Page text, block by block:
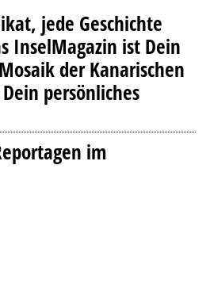
jede Geschichte
InselMagazin ist Dein
der Kanarischen
persönliches
im